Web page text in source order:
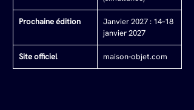
Prochaine édition
Janvier 2027 : 14–18
janvier 2027
Site officiel maison-objet.com